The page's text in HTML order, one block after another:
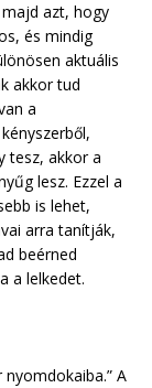
azt, hogy
és mindig
aktuális
akkor tud
a
tesz, akkor a
lesz. Ezzel a
is lehet,
arra tanítják,
beérned
a lelkedet.
A